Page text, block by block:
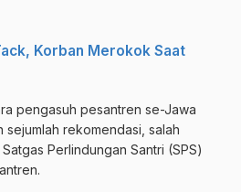
Korban Merokok Saat
pengasuh pesantren se-Jawa
sejumlah rekomendasi, salah
Perlindungan Santri (SPS)